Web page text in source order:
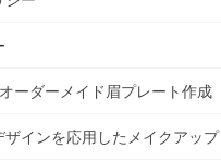
ーダーメイド眉プレート作成
ザインを応用したメイクアッ